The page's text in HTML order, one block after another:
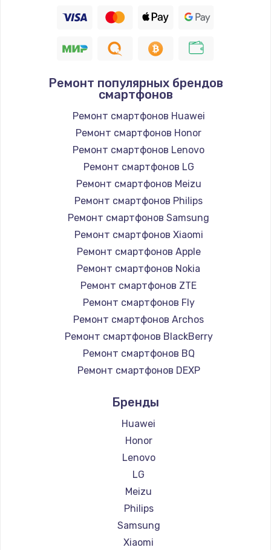
750 руб.
Заказать
Установка драйверов
725 руб.
Заказать
Замена вебкамеры
1260 руб.
Заказать
Ремонт петель крышки
990 руб.
Заказать
Настройка Wi-Fi
1030 руб.
Заказать
Замена шим-контроллера
3900 руб.
Заказать
Замена HDMI
600 руб.
Ремонт популярных брендов
смартфонов
Ремонт смартфонов Huawei
Ремонт смартфонов Honor
Ремонт смартфонов Lenovo
Ремонт смартфонов LG
Ремонт смартфонов Meizu
Ремонт смартфонов Philips
Ремонт смартфонов Samsung
Ремонт смартфонов Xiaomi
Ремонт смартфонов Apple
Ремонт смартфонов Nokia
Ремонт смартфонов ZTE
Ремонт смартфонов Fly
Ремонт смартфонов Archos
Ремонт смартфонов BlackBerry
Ремонт смартфонов BQ
Ремонт смартфонов DEXP
Ремонт смартфонов Ginzzu
Ремонт смартфонов Highscreen
Ремонт смартфонов Irbis
Ремонт смартфонов Kyocera
Ремонт смартфонов LeEco
Ремонт смартфонов OnePlus
Ремонт смартфонов teXet
Ремонт смартфонов Motorola
Ремонт смартфонов Prestigio
Бренды
Huawei
Honor
Lenovo
LG
Meizu
Philips
Samsung
Xiaomi